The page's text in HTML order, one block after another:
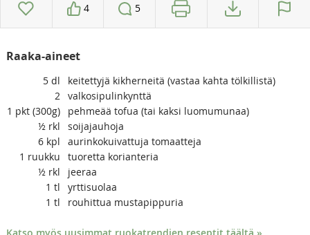
4 5
Raaka-aineet
5 dl
keitettyjä kikherneitä (vastaa kahta tölkillistä)
2 valkosipulinkynttä
1 pkt (300g)
pehmeää tofua (tai kaksi luomumunaa)
½ rkl
soijajauhoja
6 kpl
aurinkokuivattuja tomaatteja
1 ruukku
tuoretta korianteria
½ rkl
jeeraa
1 tl
yrttisuolaa
1 tl rouhittua mustapippuria